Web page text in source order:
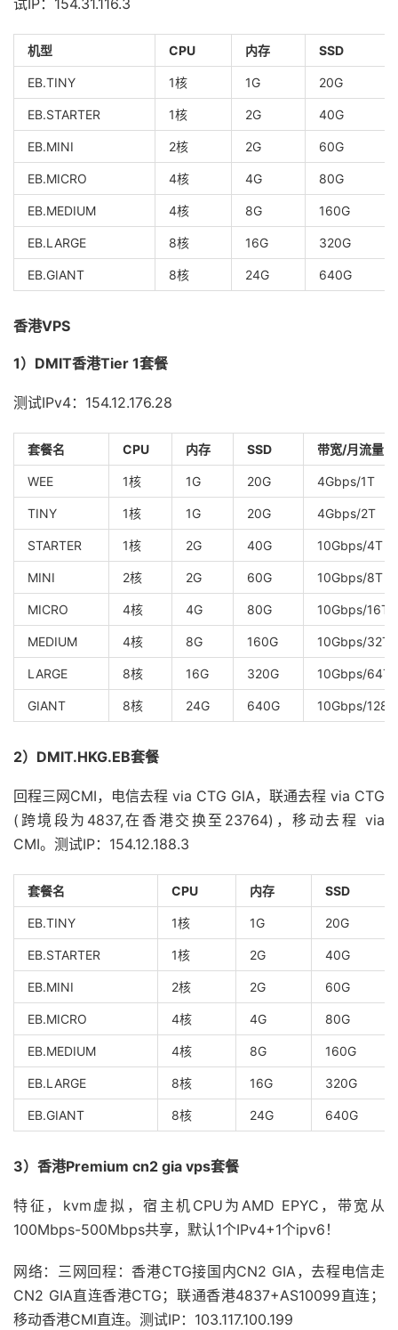
试IP：154.31.116.3
机型 CPU 内存 SSD
EB.TINY 1核 1G 20G
EB.STARTER 1核 2G 40G
EB.MINI 2核 2G 60G
EB.MICRO 4核 4G 80G
EB.MEDIUM 4核 8G 160G
EB.LARGE 8核 16G 320G
EB.GIANT 8核 24G 640G
香港VPS
1）DMIT香港Tier 1套餐
测试IPv4：154.12.176.28
套餐名 CPU 内存 SSD 带宽/月流量
WEE 1核 1G 20G 4Gbps/1T
TINY 1核 1G 20G 4Gbps/2T
STARTER 1核 2G 40G 10Gbps/4T
MINI 2核 2G 60G 10Gbps/8T
MICRO 4核 4G 80G 10Gbps/16T
MEDIUM 4核 8G 160G 10Gbps/32T
LARGE 8核 16G 320G 10Gbps/64T
GIANT 8核 24G 640G 10Gbps/128T
2）DMIT.HKG.EB套餐
回程三网CMI，电信去程 via CTG GIA，联通去程 via CTG
(跨境段为4837,在香港交换至23764)，移动去程 via
CMI。测试IP：154.12.188.3
套餐名 CPU 内存 SSD
EB.TINY 1核 1G 20G
EB.STARTER 1核 2G 40G
EB.MINI 2核 2G 60G
EB.MICRO 4核 4G 80G
EB.MEDIUM 4核 8G 160G
EB.LARGE 8核 16G 320G
EB.GIANT 8核 24G 640G
3）香港Premium cn2 gia vps套餐
特征，kvm虚拟，宿主机CPU为AMD EPYC，带宽从
100Mbps-500Mbps共享，默认1个IPv4+1个ipv6！
网络：三网回程：香港CTG接国内CN2 GIA，去程电信走
CN2 GIA直连香港CTG；联通香港4837+AS10099直连；
移动香港CMI直连。测试IP：103.117.100.199